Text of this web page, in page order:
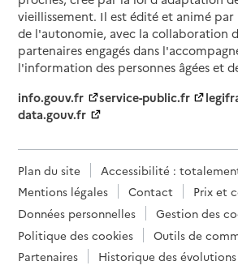
vieillissement. Il est édité et animé
de l'autonomie, avec la collaboration
partenaires engagés dans
l'information des personnes âgées et
info.gouv.fr
service-public.fr
data.gouv.fr
Plan du site
Accessibilité :
Mentions légales
Contact
Prix et
Données personnelles
Gestion des
Politique des cookies
Outils de
Partenaires
Historique des évolutions